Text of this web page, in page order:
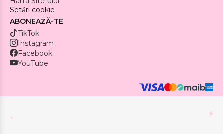
Setări cookie
ABONEAZĂ-TE
TikTok
Instagram
Facebook
YouTube